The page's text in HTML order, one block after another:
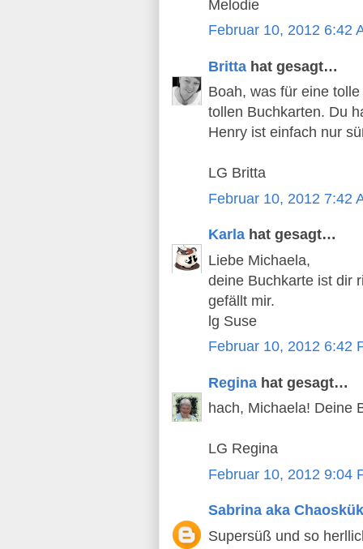
Melodie
Februar 10, 2012 6:42
Britta hat gesagt…
Boah, was für eine
tollen Buchkarten. Du
Henry ist einfach nur
LG Britta
Februar 10, 2012 7:42
Karla hat gesagt…
Liebe Michaela,
deine Buchkarte ist dir
gefällt mir.
lg Suse
Februar 10, 2012 6:42
Regina hat gesagt…
hach, Michaela! Deine
LG Regina
Februar 10, 2012 9:04
Sabrina aka
Supersüß und so